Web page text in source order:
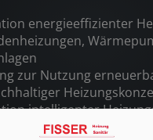
energieeffizienter
zur Nutzung
intelligenter
Komfort und